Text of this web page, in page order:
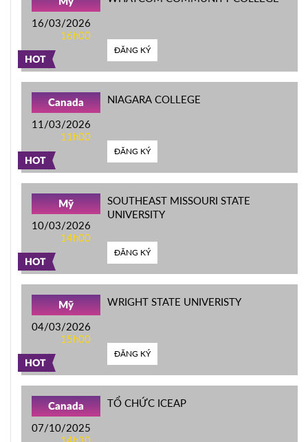
HOT
16/03/2026
16h00
ĐĂNG KÝ
HOT
Canada
11/03/2026
11h00
NIAGARA COLLEGE
ĐĂNG KÝ
HOT
Mỹ
10/03/2026
14h00
SOUTHEAST MISSOURI STATE
UNIVERSITY
ĐĂNG KÝ
HOT
Mỹ
04/03/2026
15h00
WRIGHT STATE UNIVERISTY
ĐĂNG KÝ
Canada
07/10/2025
TỔ CHỨC ICEAP